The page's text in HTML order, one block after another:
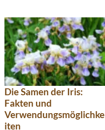
Die Samen der Iris:
Fakten und
Verwendungsmöglichke
iten